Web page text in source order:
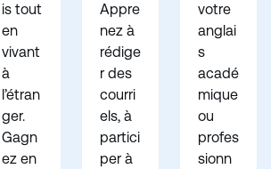
is tout
en
vivant
à
l’étran
ger.
Gagn
ez en
Appre
nez à
rédige
r des
courri
els, à
partici
per à
votre
anglai
s
acadé
mique
ou
profes
sionn